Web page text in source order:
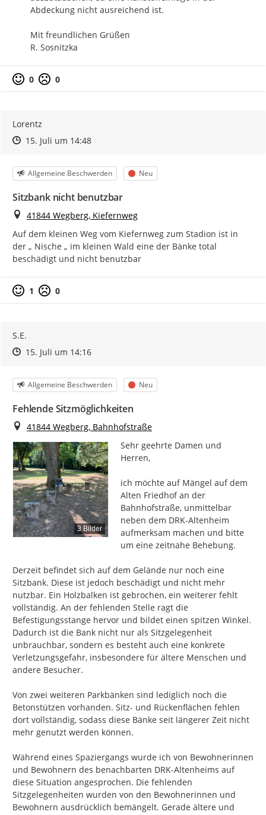
Abdeckung nicht ausreichend ist.
Mit freundlichen Grüßen
R. Sosnitzka
0 0
Lorentz
Zeitpunkt des Erstellens
Zeitpunkt des Erstellens
15. Juli um 14:48Zur Äußerung
Kategorie
Allgemeine Beschwerden Status
Neu
Sitzbank nicht benutzbar
Ort
41844 Wegberg, Kiefernweg
Auf dem kleinen Weg vom Kiefernweg zum Stadion ist in
der „ Nische „ im kleinen Wald eine der Bänke total
beschädigt und nicht benutzbar
1 0
S.E.
Zeitpunkt des Erstellens
Zeitpunkt des Erstellens
15. Juli um 14:16Zur Äußerung
Kategorie
Allgemeine Beschwerden Status
Neu
Fehlende Sitzmöglichkeiten
Ort
41844 Wegberg, Bahnhofstraße
3 Bilder
Sehr geehrte Damen und
Herren,
ich möchte auf Mängel auf dem
Alten Friedhof an der
Bahnhofstraße, unmittelbar
neben dem DRK-Altenheim
aufmerksam machen und bitte
um eine zeitnahe Behebung.
Derzeit befindet sich auf dem Gelände nur noch eine
Sitzbank. Diese ist jedoch beschädigt und nicht mehr
nutzbar. Ein Holzbalken ist gebrochen, ein weiterer fehlt
vollständig. An der fehlenden Stelle ragt die
Befestigungsstange hervor und bildet einen spitzen Winkel.
Dadurch ist die Bank nicht nur als Sitzgelegenheit
unbrauchbar, sondern es besteht auch eine konkrete
Verletzungsgefahr, insbesondere für ältere Menschen und
andere Besucher.
Von zwei weiteren Parkbänken sind lediglich noch die
Betonstützen vorhanden. Sitz- und Rückenflächen fehlen
dort vollständig, sodass diese Bänke seit längerer Zeit nicht
mehr genutzt werden können.
Während eines Spaziergangs wurde ich von Bewohnerinnen
und Bewohnern des benachbarten DRK-Altenheims auf
diese Situation angesprochen. Die fehlenden
Sitzgelegenheiten wurden von den Bewohnerinnen und
Bewohnern ausdrücklich bemängelt. Gerade ältere und